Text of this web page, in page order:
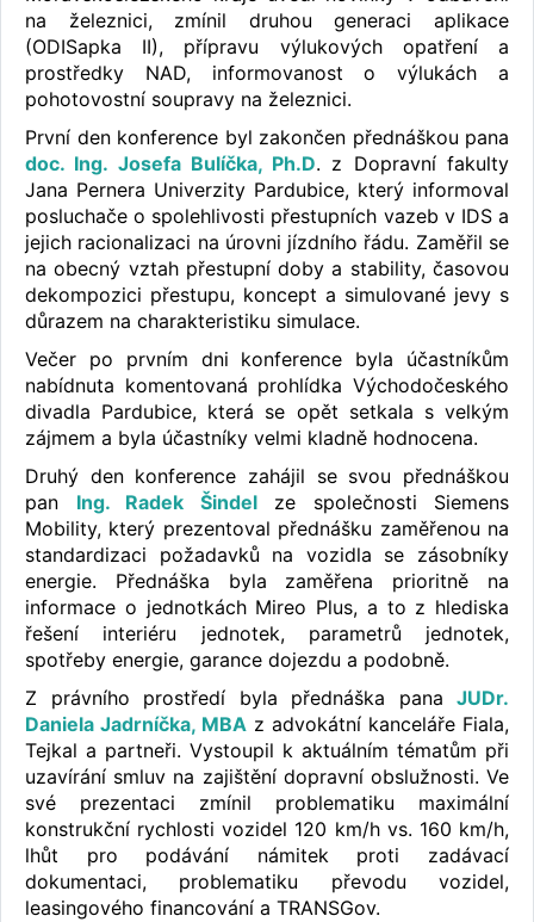
na železnici, zmínil druhou generaci aplikace
(ODISapka II), přípravu výlukových opatření a
prostředky NAD, informovanost o výlukách a
pohotovostní soupravy na železnici.
První den konference byl zakončen přednáškou pana
doc. Ing. Josefa Bulíčka, Ph.D. z Dopravní fakulty
Jana Pernera Univerzity Pardubice, který informoval
posluchače o spolehlivosti přestupních vazeb v IDS a
jejich racionalizaci na úrovni jízdního řádu. Zaměřil se
na obecný vztah přestupní doby a stability, časovou
dekompozici přestupu, koncept a simulované jevy s
důrazem na charakteristiku simulace.
Večer po prvním dni konference byla účastníkům
nabídnuta komentovaná prohlídka Východočeského
divadla Pardubice, která se opět setkala s velkým
zájmem a byla účastníky velmi kladně hodnocena.
Druhý den konference zahájil se svou přednáškou
pan Ing. Radek Šindelze společnosti Siemens
Mobility, který prezentoval přednášku zaměřenou na
standardizaci požadavků na vozidla se zásobníky
energie. Přednáška byla zaměřena prioritně na
informace o jednotkách Mireo Plus, a to z hlediska
řešení interiéru jednotek, parametrů jednotek,
spotřeby energie, garance dojezdu a podobně.
Z právního prostředí byla přednáška pana JUDr.
Daniela Jadrníčka, MBA z advokátní kanceláře Fiala,
Tejkal a partneři. Vystoupil k aktuálním tématům při
uzavírání smluv na zajištění dopravní obslužnosti. Ve
své prezentaci zmínil problematiku maximální
konstrukční rychlosti vozidel 120 km/h vs. 160 km/h,
lhůt pro podávání námitek proti zadávací
dokumentaci, problematiku převodu vozidel,
leasingového financování a TRANSGov.